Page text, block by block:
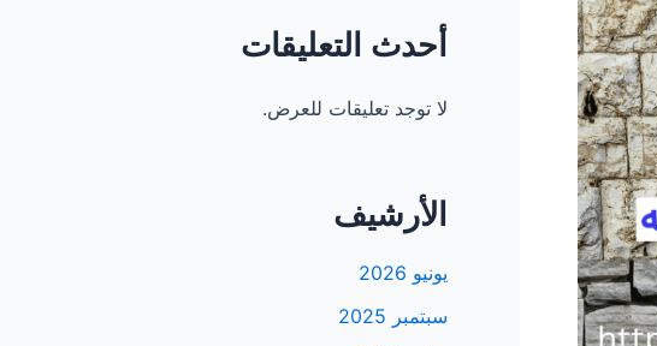
أحدث التعليقات
لا توجد تعليقات للعرض.
الأرشيف
يونيو 2026
سبتمبر 2025